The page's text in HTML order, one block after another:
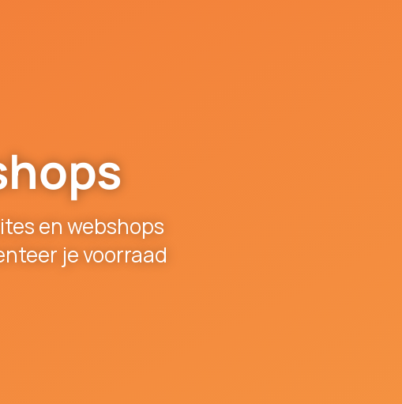
en webshops
je voorraad